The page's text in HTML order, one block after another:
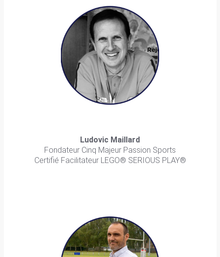
Ludovic Maillard
Fondateur Cinq Majeur Passion Sports
Certifié Facilitateur LEGO® SERIOUS PLAY®